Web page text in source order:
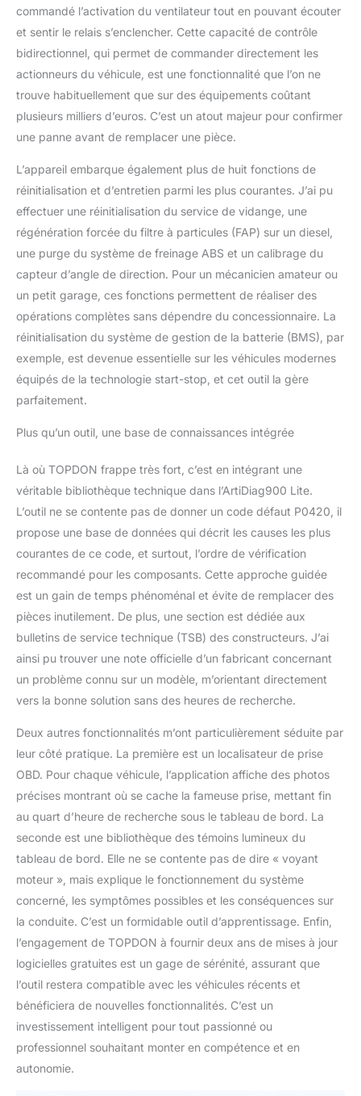
confiné aux câbles ou
aux espaces restreints.
Le diagnostic sans fil
stable et rapide fournit
un environnement de
réparation confortable. Il
propose également des
câbles VCI pour
augmenter les options
Assistance client sans
soucis -- Ce lecteur de
code OBD2 fonctionne
sur la plupart des
voitures américaines
depuis 1996, les
véhicules européens
après 2000 et les
voitures asiatiques après
2008, couvrant plus de
60 modèles, plus de 10
000 voitures et
disponible en 12 langues.
des mises à jour
ans.
commandé l’activation du ventilateur tout en pouvant écouter
et sentir le relais s’enclencher. Cette capacité de contrôle
bidirectionnel, qui permet de commander directement les
actionneurs du véhicule, est une fonctionnalité que l’on ne
trouve habituellement que sur des équipements coûtant
plusieurs milliers d’euros. C’est un atout majeur pour confirmer
une panne avant de remplacer une pièce.
L’appareil embarque également plus de huit fonctions de
réinitialisation et d’entretien parmi les plus courantes. J’ai pu
effectuer une réinitialisation du service de vidange, une
régénération forcée du filtre à particules (FAP) sur un diesel,
une purge du système de freinage ABS et un calibrage du
capteur d’angle de direction. Pour un mécanicien amateur ou
un petit garage, ces fonctions permettent de réaliser des
opérations complètes sans dépendre du concessionnaire. La
réinitialisation du système de gestion de la batterie (BMS), par
exemple, est devenue essentielle sur les véhicules modernes
équipés de la technologie start-stop, et cet outil la gère
parfaitement.
Plus qu’un outil, une base de connaissances intégrée
Là où TOPDON frappe très fort, c’est en intégrant une
véritable bibliothèque technique dans l’ArtiDiag900 Lite.
L’outil ne se contente pas de donner un code défaut P0420, il
propose une base de données qui décrit les causes les plus
courantes de ce code, et surtout, l’ordre de vérification
recommandé pour les composants. Cette approche guidée
est un gain de temps phénoménal et évite de remplacer des
pièces inutilement. De plus, une section est dédiée aux
bulletins de service technique (TSB) des constructeurs. J’ai
ainsi pu trouver une note officielle d’un fabricant concernant
un problème connu sur un modèle, m’orientant directement
vers la bonne solution sans des heures de recherche.
Deux autres fonctionnalités m’ont particulièrement séduite par
leur côté pratique. La première est un localisateur de prise
OBD. Pour chaque véhicule, l’application affiche des photos
précises montrant où se cache la fameuse prise, mettant fin
au quart d’heure de recherche sous le tableau de bord. La
seconde est une bibliothèque des témoins lumineux du
tableau de bord. Elle ne se contente pas de dire « voyant
moteur », mais explique le fonctionnement du système
concerné, les symptômes possibles et les conséquences sur
la conduite. C’est un formidable outil d’apprentissage. Enfin,
l’engagement de TOPDON à fournir deux ans de mises à jour
logicielles gratuites est un gage de sérénité, assurant que
l’outil restera compatible avec les véhicules récents et
bénéficiera de nouvelles fonctionnalités. C’est un
investissement intelligent pour tout passionné ou
professionnel souhaitant monter en compétence et en
autonomie.